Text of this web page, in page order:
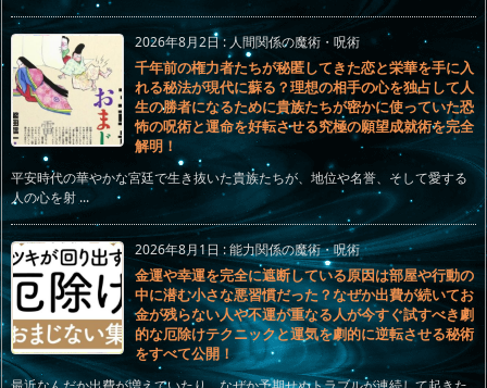
2026年8月2日: 人間関係の魔術・呪術
千年前の権力者たちが秘匿してきた恋と栄華を手に入
れる秘法が現代に蘇る？理想の相手の心を独占して人
生の勝者になるために貴族たちが密かに使っていた恐
怖の呪術と運命を好転させる究極の願望成就術を完全
解明！
平安時代の華やかな宮廷で生き抜いた貴族たちが、地位や名誉、そして愛する
人の心を射 ...
2026年8月1日 :能力関係の魔術・呪術
金運や幸運を完全に遮断している原因は部屋や行動の
中に潜む小さな悪習慣だった？なぜか出費が続いてお
金が残らない人や不運が重なる人が今すぐ試すべき劇
的な厄除けテクニックと運気を劇的に逆転させる秘術
をすべて公開！